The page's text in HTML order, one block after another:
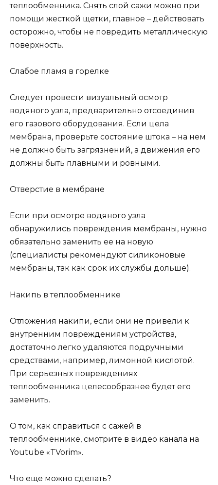
теплообменника. Снять слой сажи можно при
помощи жесткой щетки, главное – действовать
осторожно, чтобы не повредить металлическую
поверхность.
Слабое пламя в горелке
Следует провести визуальный осмотр
водяного узла, предварительно отсоединив
его газового оборудования. Если цела
мембрана, проверьте состояние штока – на нем
не должно быть загрязнений, а движения его
должны быть плавными и ровными.
Отверстие в мембране
Если при осмотре водяного узла
обнаружились повреждения мембраны, нужно
обязательно заменить ее на новую
(специалисты рекомендуют силиконовые
мембраны, так как срок их службы дольше).
Накипь в теплообменнике
Отложения накипи, если они не привели к
внутренним повреждениям устройства,
достаточно легко удаляются подручными
средствами, например, лимонной кислотой.
При серьезных повреждениях
теплообменника целесообразнее будет его
заменить.
О том, как справиться с сажей в
теплообменнике, смотрите в видео канала на
Youtube «TVorim».
Что еще можно сделать?